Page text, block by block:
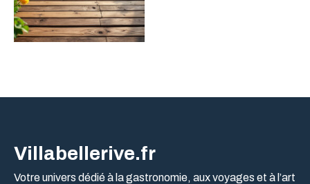
Villabellerive.fr
Votre univers dédié à la gastronomie, aux voyages et à l’art